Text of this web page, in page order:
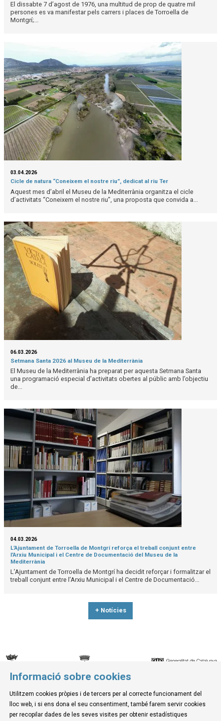
El dissabte 7 d’agost de 1976, una multitud de prop de quatre mil
persones es va manifestar pels carrers i places de Torroella de
Montgrí;...
03.04.2026
Cicle de natura “Coneixem el nostre riu”, dedicat al riu Ter
Aquest mes d’abril el Museu de la Mediterrània organitza el cicle
d’activitats “Coneixem el nostre riu”, una proposta que convida a...
06.03.2026
Setmana Santa 2026 al Museu de la Mediterrània
El Museu de la Mediterrània ha preparat per aquesta Setmana Santa
una programació especial d’activitats obertes al públic amb l’objectiu
de...
04.03.2026
L’Ajuntament de Torroella de Montgrí reforça el treball conjunt entre
l’Arxiu Municipal i el Centre de Documentació del Museu de la
Mediterrània
L’Ajuntament de Torroella de Montgrí ha decidit reforçar i formalitzar el
treball conjunt entre l’Arxiu Municipal i el Centre de Documentació...
+ Notícies
© Museu de la Mediterrània
C. d'Ullà, 27-31 | 17257 Torroella de Montgrí
Tel. 972 755 180 a/e: info@museudelamediterrania.cat
Informació sobre cookies
Utilitzem cookies pròpies i de tercers per al correcte funcionament del
lloc web, i si ens dona el seu consentiment, també farem servir cookies
per recopilar dades de les seves visites per obtenir estadístiques